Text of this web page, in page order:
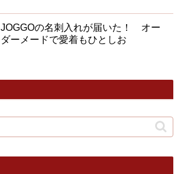
JOGGOの名刺入れが届いた！ オー
ダーメードで愛着もひとしお